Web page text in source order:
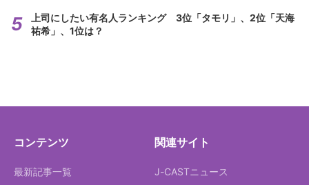
上司にしたい有名人ランキング 3位「タモリ」、2位「天海
祐希」、1位は？
コンテンツ
最新記事一覧
関連サイト
J-CASTニュース